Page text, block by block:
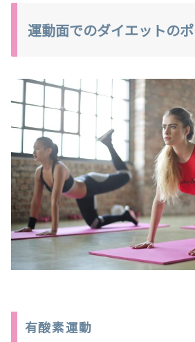
運動面でのダイエットの
有酸素運動